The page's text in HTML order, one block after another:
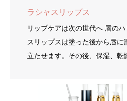
ラシャスリップス
リップケアは次の世代へ 唇の
スリップスは塗った後から唇に
立たせます。その後、保湿、乾